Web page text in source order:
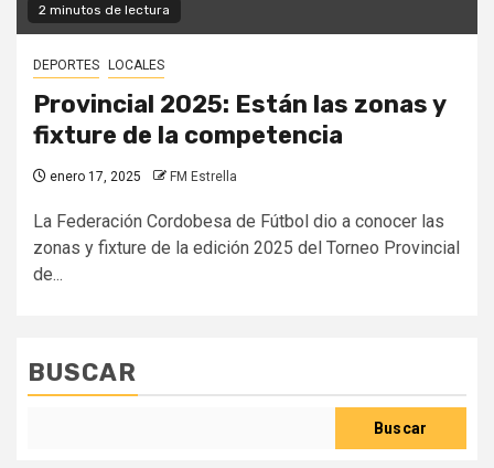
2 minutos de lectura
DEPORTES LOCALES
Provincial 2025: Están las zonas y
fixture de la competencia
enero 17, 2025 FM Estrella
La Federación Cordobesa de Fútbol dio a conocer las
zonas y fixture de la edición 2025 del Torneo Provincial
de...
BUSCAR
Buscar